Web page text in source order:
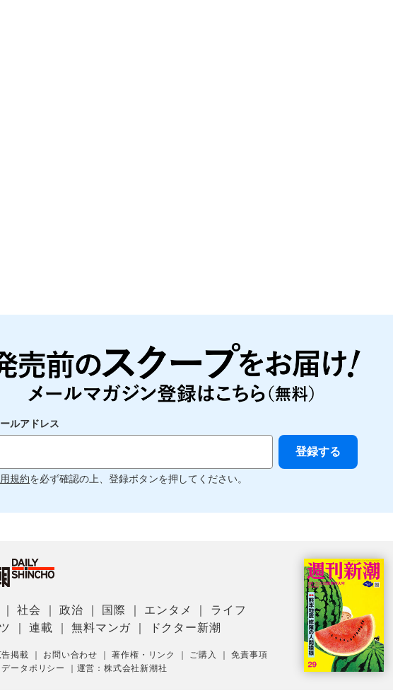
ルアドレス
規約を必ず確認の上、登録ボタンを押してください。
｜社会 ｜政治 国際 エンタメ
ライフ
｜連載 ｜無料マンガ ドクター新潮
告掲載 お問い合わせ ｜著作権・リンク ご購入 ｜免責事項
データポリシー 運営：株式会社新潮社